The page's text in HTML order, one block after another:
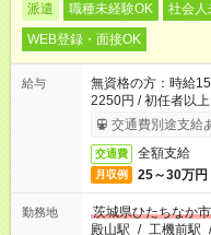
派遣 職種未経験OK 社会人
WEB登録・面接OK
給与
無資格の方：時給
2250円 / 初任者以
交通費別途支給
交通費 全額支給
月収例 25～30万円
勤務地
茨城県ひたちなか市
殿山駅 / 工機前駅